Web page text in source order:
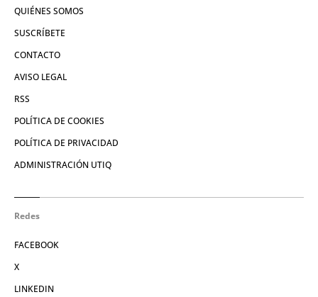
QUIÉNES SOMOS
SUSCRÍBETE
CONTACTO
AVISO LEGAL
RSS
POLÍTICA DE COOKIES
POLÍTICA DE PRIVACIDAD
ADMINISTRACIÓN UTIQ
Redes
FACEBOOK
X
LINKEDIN